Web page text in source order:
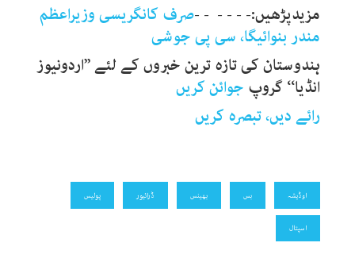
مزیدپڑھیں:- - - - - -صرف کانگریسی وزیراعظم
مندر بنوائیگا، سی پی جوشی
ہندوستان کی تازہ ترین خبروں کے لئے ’’اردونیوز
انڈیا‘‘ گروپ جوائن کریں
رائے دیں، تبصرہ کریں
اوڈیشہ بس بھینس ڈرائیور پولیس
اسپتال